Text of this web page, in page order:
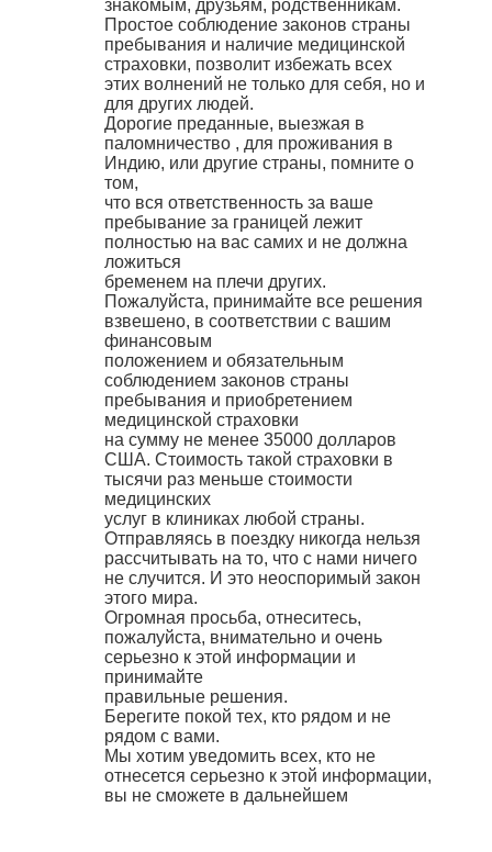
знакомым, друзьям, родственникам.
Простое соблюдение законов страны
пребывания и наличие медицинской
страховки, позволит избежать всех
этих волнений не только для себя, но и
для других людей.
Дорогие преданные, выезжая в
паломничество , для проживания в
Индию, или другие страны, помните о
том,
что вся ответственность за ваше
пребывание за границей лежит
полностью на вас самих и не должна
ложиться
бременем на плечи других.
Пожалуйста, принимайте все решения
взвешено, в соответствии с вашим
финансовым
положением и обязательным
соблюдением законов страны
пребывания и приобретением
медицинской страховки
на сумму не менее 35000 долларов
США. Стоимость такой страховки в
тысячи раз меньше стоимости
медицинских
услуг в клиниках любой страны.
Отправляясь в поездку никогда нельзя
рассчитывать на то, что с нами ничего
не случится. И это неоспоримый закон
этого мира.
Огромная просьба, отнеситесь,
пожалуйста, внимательно и очень
серьезно к этой информации и
принимайте
правильные решения.
Берегите покой тех, кто рядом и не
рядом с вами.
Мы хотим уведомить всех, кто не
отнесется серьезно к этой информации,
вы не сможете в дальнейшем